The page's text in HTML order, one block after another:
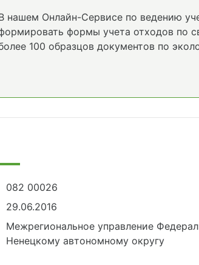
нашем Онлайн-Сервисе по ведению
формы учета отходов по
100 образцов документов по
082 00026
29.06.2016
Межрегиональное управление
Ненецкому автономному округу